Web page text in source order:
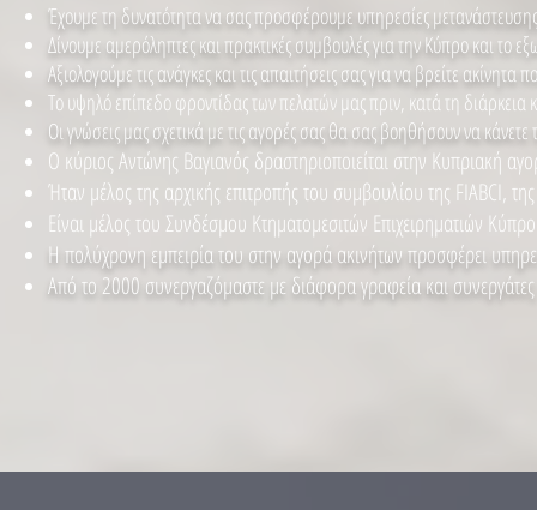
Έχουμε τη δυνατότητα να σας προσφέρουμε υπηρεσίες
Δίνουμε αμερόληπτες και πρακτικές συμβουλές για την Κύπρο και το
Αξιολογούμε τις ανάγκες και τις απαιτήσεις σας για να βρείτε
Το υψηλό επίπεδο φροντίδας των πελατών μας πριν, κατά τη
Οι γνώσεις μας σχετικά με τις αγορές σας θα σας βοηθήσουν να κάνετε
Ο κύριος Αντώνης Βαγιανός δραστηριοποιείται στην Κυπριακή
Ήταν μέλος της αρχικής επιτροπής του συμβουλίου της FIABCI,
Είναι μέλος του Συνδέσμου Κτηματομεσιτών Επιχειρηματιών
Η πολύχρονη εμπειρία του στην αγορά ακινήτων προσφέρει
Από το 2000 συνεργαζόμαστε με διάφορα γραφεία και συνεργάτες